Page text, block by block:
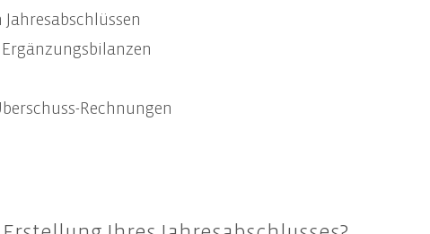
Rechnungen